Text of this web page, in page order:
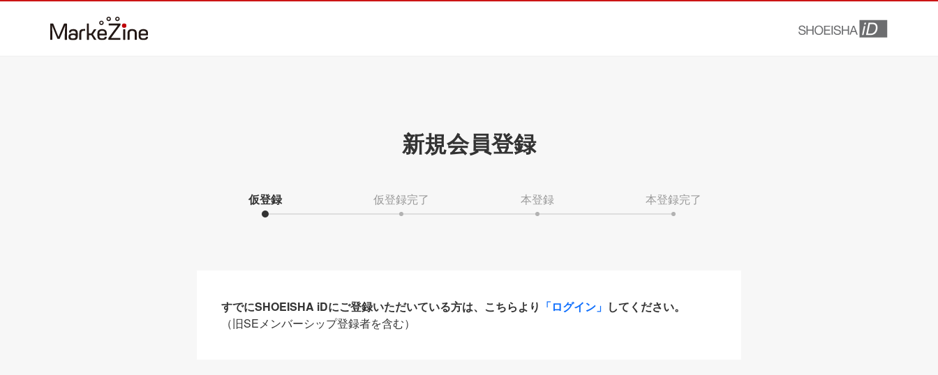
新規会員登録
仮登録 仮登録完了 本登録 本登録完了
すでにSHOEISHA iDにご登録いただいている方は、こちらより 「ログイン」 してください。
（旧SEメンバーシップ登録者を含む）